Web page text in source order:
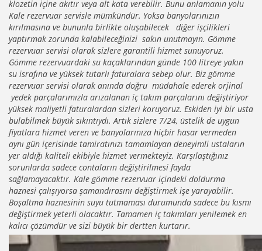
klozetin içine akıtır veya alt kata verebilir. Bunu anlamanın yolu
Kale rezervuar servisle mümkündür. Yoksa banyolarınızın
kırılmasına ve bununla birlikte oluşabilecek diğer işçilikleri
yaptırmak zorunda kalabileceğinizi sakın unutmayın. Gömme
rezervuar servisi olarak sizlere garantili hizmet sunuyoruz.
Gömme rezervuardaki su kaçaklarından günde 100 litreye yakın
su israfına ve yüksek tutarlı faturalara sebep olur. Biz gömme
rezervuar servisi olarak anında doğru müdahale ederek orjinal
yedek parçalarımızla arızalanan iç takım parçalarını değiştiriyor
yüksek maliyetli faturalardan sizleri koruyoruz. Eskiden iyi bir usta
bulabilmek büyük sıkıntıydı. Artık sizlere 7/24, üstelik de uygun
fiyatlara hizmet veren ve banyolarınıza hiçbir hasar vermeden
aynı gün içerisinde tamiratınızı tamamlayan deneyimli ustaların
yer aldığı kaliteli ekibiyle hizmet vermekteyiz. Karşılaştığınız
sorunlarda sadece contaların değiştirilmesi fayda
sağlamayacaktır. Kale gömme rezervuar içindeki doldurma
haznesi çalışıyorsa şamandırasını değiştirmek işe yarayabilir.
Boşaltma haznesinin suyu tutmaması durumunda sadece bu kısmı
değiştirmek yeterli olacaktır. Tamamen iç takımları yenilemek en
kalıcı çözümdür ve sizi büyük bir dertten kurtarır.